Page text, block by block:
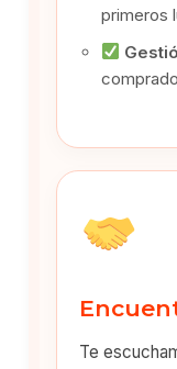
primeros
Te